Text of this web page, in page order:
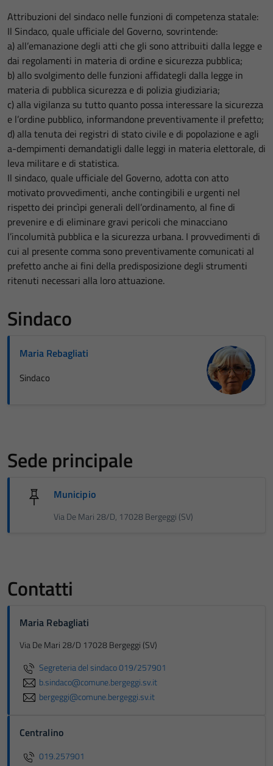
Attribuzioni del sindaco nelle funzioni di competenza statale:
Il Sindaco, quale ufficiale del Governo, sovrintende:
a) all’emanazione degli atti che gli sono attribuiti dalla legge e
dai regolamenti in materia di ordine e sicurezza pubblica;
b) allo svolgimento delle funzioni affidategli dalla legge in
materia di pubblica sicurezza e di polizia giudiziaria;
c) alla vigilanza su tutto quanto possa interessare la sicurezza
e l’ordine pubblico, informandone preventivamente il prefetto;
d) alla tenuta dei registri di stato civile e di popolazione e agli
a-dempimenti demandatigli dalle leggi in materia elettorale, di
leva militare e di statistica.
Il sindaco, quale ufficiale del Governo, adotta con atto
motivato provvedimenti, anche contingibili e urgenti nel
rispetto dei princìpi generali dell’ordinamento, al fine di
prevenire e di eliminare gravi pericoli che minacciano
l’incolumità pubblica e la sicurezza urbana. I provvedimenti di
cui al presente comma sono preventivamente comunicati al
prefetto anche ai fini della predisposizione degli strumenti
ritenuti necessari alla loro attuazione.
Sindaco
Maria Rebagliati
Sindaco
Sede principale
Municipio
Via De Mari 28/D, 17028 Bergeggi (SV)
Contatti
Maria Rebagliati
Via De Mari 28/D 17028 Bergeggi (SV)
Segreteria del sindaco 019/257901
b.sindaco@comune.bergeggi.sv.it
bergeggi@comune.bergeggi.sv.it
Centralino
019.257901